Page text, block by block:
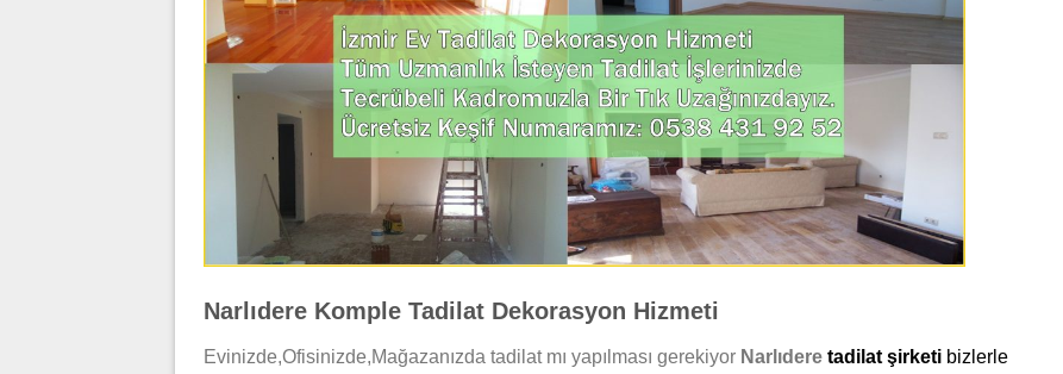
Narlıdere Komple Tadilat Dekorasyon Hizmeti
Evinizde,Ofisinizde,Mağazanızda tadilat mı yapılması gerekiyor Narlıdere tadilat şirketi bizlerle